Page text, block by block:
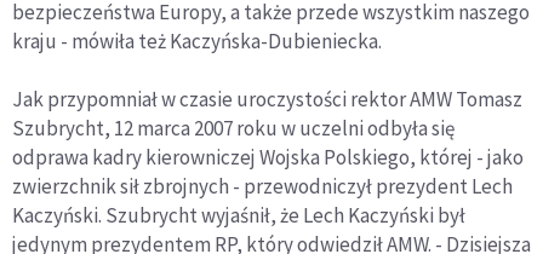
bezpieczeństwa Europy, a także przede wszystkim naszego
kraju - mówiła też Kaczyńska-Dubieniecka.
Jak przypomniał w czasie uroczystości rektor AMW Tomasz
Szubrycht, 12 marca 2007 roku w uczelni odbyła się
odprawa kadry kierowniczej Wojska Polskiego, której - jako
zwierzchnik sił zbrojnych - przewodniczył prezydent Lech
Kaczyński. Szubrycht wyjaśnił, że Lech Kaczyński był
jedynym prezydentem RP, który odwiedził AMW. - Dzisiejsza